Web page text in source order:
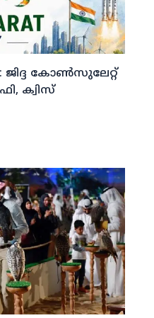
ജിദ്ദ കോണ്‍സുലേറ്റ്
ക്വിസ്